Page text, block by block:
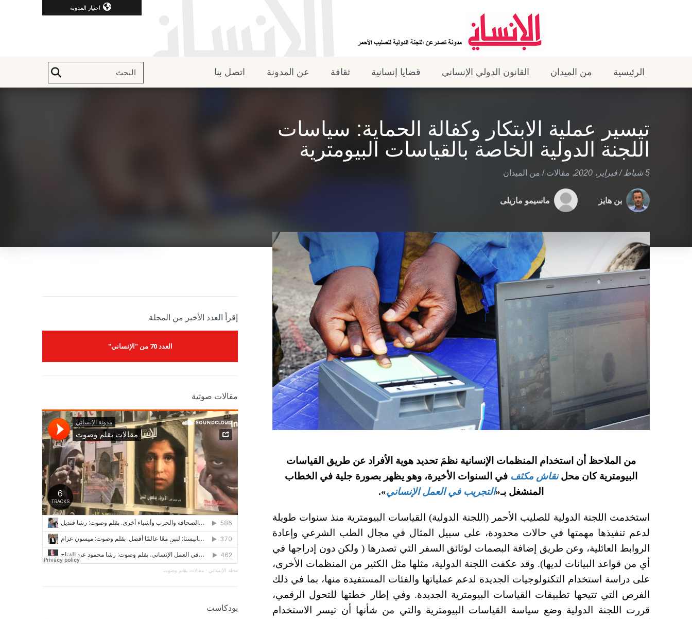
اختيار المدونة
الرئيسية من الميدان القانون الدولي الإنساني قضايا إنسانية ثقافة عن المدونة اتصل بنا
تيسير عملية الابتكار وكفالة الحماية: سياسات
اللجنة الدولية الخاصة بالقياسات البيومترية
5 شباط / فبراير، 2020 , مقالات / من الميدان
بن هايز ماسيمو ماريلى
من الملاحظ أن استخدام المنظمات الإنسانية نظمَ تحديد هوية الأفراد عن طريق القياسات
البيومترية كان محلنقاش مكثف في السنوات الأخيرة، وهو يظهر بصورة جلية في الخطاب
المنشغل بـ«التجريب في العمل الإنساني».
استخدمت اللجنة الدولية للصليب الأحمر (اللجنة الدولية) القياسات البيومترية منذ سنوات طويلة
لدعم تنفيذها مهمتها في حالات محدودة، على سبيل المثال في مجال الطب الشرعي وإعادة
الروابط العائلية، وعن طريق إضافة البصمات لوثائق السفر التي تصدرها ( ولكن دون إدراجها في
أي من قواعد البيانات لديها). وقد عكفت اللجنة الدولية، مثلها مثل الكثير من المنظمات الأخرى،
على دراسة استخدام التكنولوجيات الجديدة لدعم عملياتها والفئات المستفيدة منها، بما في ذلك
الفرص التي تتيحها تطبيقات القياسات البيومترية الجديدة. وفي إطار خطتها للتحول الرقمي،
قررت اللجنة الدولية وضع سياسة القياسات البيومترية والتي من شأنها أن تيسر الاستخدام
إقرأ العدد الأخير من المجلة
العدد 70 من "الإنساني"
مقالات صوتية
مجلة الإنساني · مقالات بقلم وصوت
بودكاست